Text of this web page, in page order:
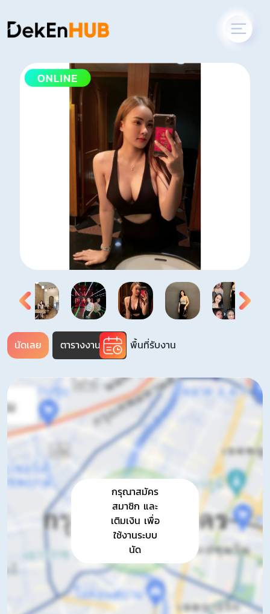
นัดเลย ตารางงาน พื้นที่รับงาน
กรุณาสมัคร
สมาชิก และ
เติมเงิน เพื่อ
ใช้งานระบบ
นัด